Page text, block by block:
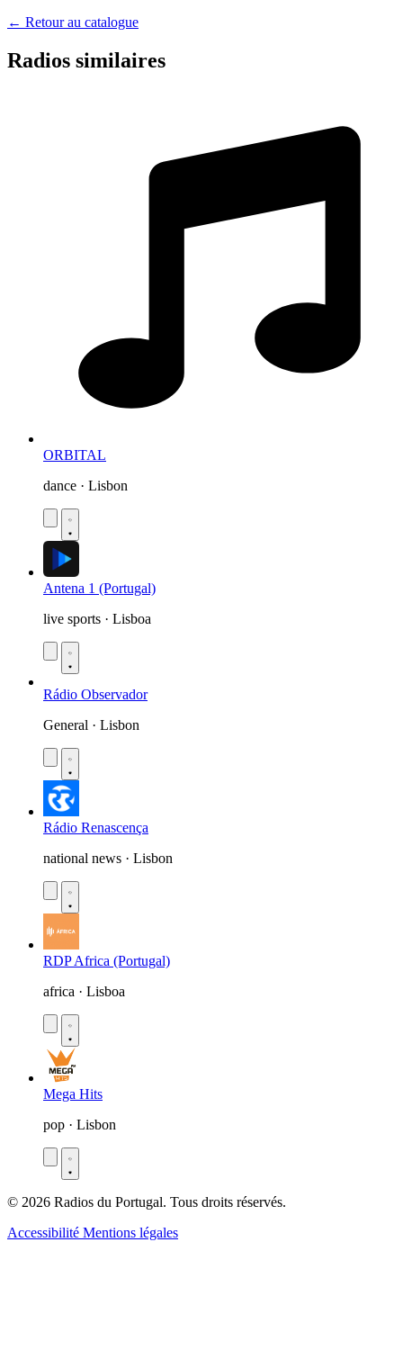
← Retour au catalogue
Radios similaires
ORBITAL
dance · Lisbon
Antena 1 (Portugal)
live sports · Lisboa
Rádio Observador
General · Lisbon
Rádio Renascença
national news · Lisbon
RDP Africa (Portugal)
africa · Lisboa
Mega Hits
pop · Lisbon
© 2026 Radios du Portugal. Tous droits réservés.
Accessibilité Mentions légales